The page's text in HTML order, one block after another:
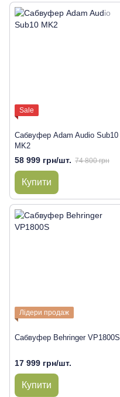
Sale
Сабвуфер Adam Audio Sub10
MK2
58 999 грн/шт. 74 800 грн
Купити
Лідери продаж
Сабвуфер Behringer VP1800S
17 999 грн/шт.
Купити